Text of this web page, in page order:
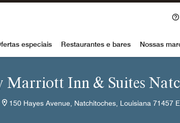
especiais Restaurantes e bares Nossas
Marriott Inn & Suites
150 Hayes Avenue, Natchitoches, Louisiana 71457